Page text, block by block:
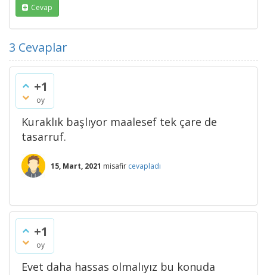
Cevap
3 Cevaplar
+1
oy
Kuraklık başlıyor maalesef tek çare de
tasarruf.
15, Mart, 2021 misafir cevapladı
+1
oy
Evet daha hassas olmalıyız bu konuda